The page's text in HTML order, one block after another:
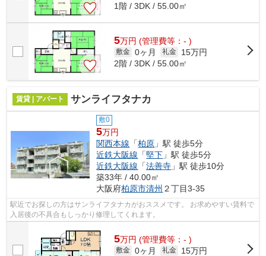
1階 / 3DK / 55.00㎡
5万円 (管理費等：- )
敷金 0ヶ月 礼金
15万円
2階 / 3DK / 55.00㎡
賃貸 | アパート サンライフタナカ
敷0
5万円
関西本線 「柏原 」駅 徒歩5分
近鉄大阪線 「堅下 」駅 徒歩5分
近鉄大阪線 「法善寺 」駅 徒歩10分
築33年 / 40.00㎡
大阪府柏原市清州 ２丁目3-35
駅近でお探しの方はサンライフタナカがおススメです。 お求めやすい賃料で
入居後の不具合もしっかり修理してくれます。
5万円 (管理費等：- )
敷金 0ヶ月 礼金
15万円